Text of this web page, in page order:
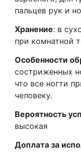
пальцев рук и
Хранение: в
при комнатной
Особенности
состриженных
что все ногти
человеку.
Вероятность
высокая
Доплата за